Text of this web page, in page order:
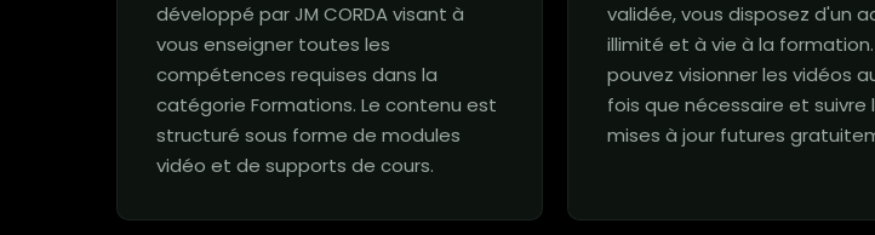
développé par JM CORDA visant à
vous enseigner toutes les
compétences requises dans la
catégorie Formations. Le contenu est
structuré sous forme de modules
vidéo et de supports de cours.
validée, vous disposez d'un
illimité et à vie à la
pouvez visionner les vidéos
fois que nécessaire et suivre
mises à jour futures